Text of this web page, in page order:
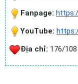
Fanpage:
YouTube:
Địa chỉ: 176/